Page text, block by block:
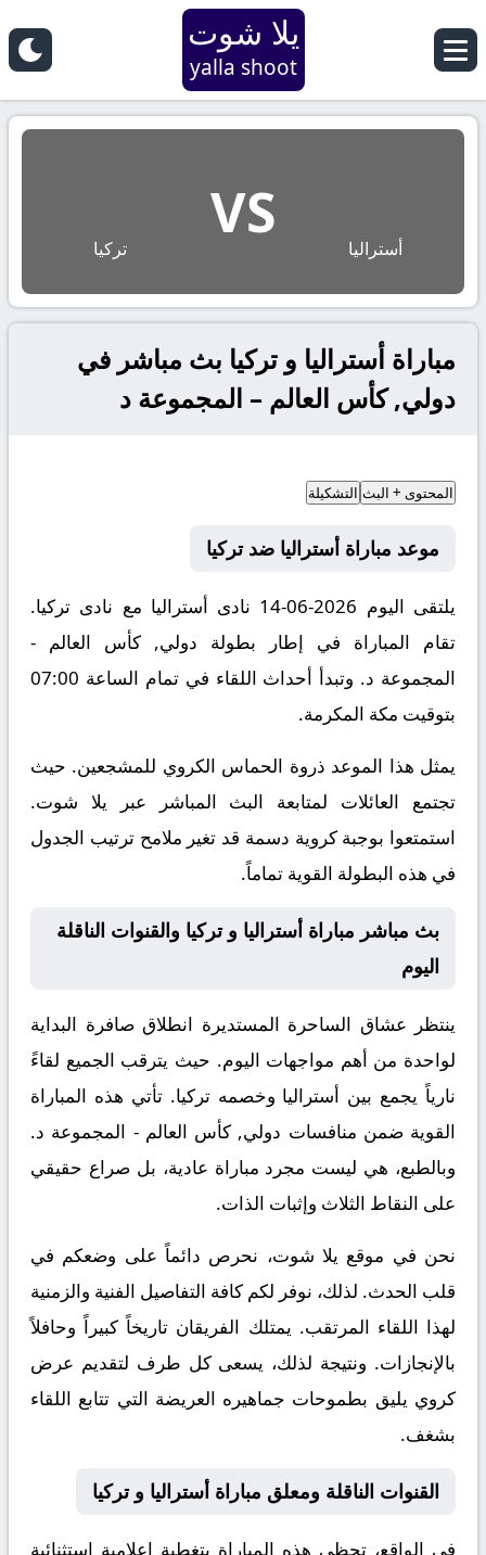
يلا شوت
yalla shoot
أستراليا
VS
تركيا
مباراة أستراليا و تركيا بث مباشر في
دولي, كأس العالم – المجموعة د
المحتوى + البث التشكيلة
موعد مباراة أستراليا ضد تركيا
يلتقى اليوم 2026-06-14 نادى أستراليا مع نادى تركيا.
تقام المباراة في إطار بطولة دولي, كأس العالم -
المجموعة د. وتبدأ أحداث اللقاء في تمام الساعة 07:00
بتوقيت مكة المكرمة.
يمثل هذا الموعد ذروة الحماس الكروي للمشجعين. حيث
تجتمع العائلات لمتابعة البث المباشر عبر يلا شوت.
استمتعوا بوجبة كروية دسمة قد تغير ملامح ترتيب الجدول
في هذه البطولة القوية تماماً.
بث مباشر مباراة أستراليا و تركيا والقنوات الناقلة
اليوم
ينتظر عشاق الساحرة المستديرة انطلاق صافرة البداية
لواحدة من أهم مواجهات اليوم. حيث يترقب الجميع لقاءً
نارياً يجمع بين أستراليا وخصمهتركيا. تأتي هذه المباراة
القوية ضمن منافسات دولي, كأس العالم - المجموعة د.
وبالطبع، هي ليست مجرد مباراة عادية، بل صراع حقيقي
على النقاط الثلاث وإثبات الذات.
نحن في موقع يلا شوت، نحرص دائماً على وضعكم في
قلب الحدث. لذلك، نوفر لكم كافة التفاصيل الفنية والزمنية
لهذا اللقاء المرتقب. يمتلك الفريقان تاريخاً كبيراً وحافلاً
بالإنجازات. ونتيجة لذلك، يسعى كل طرف لتقديم عرض
كروي يليق بطموحات جماهيره العريضة التي تتابع اللقاء
بشغف.
القنوات الناقلة ومعلق مباراة أستراليا و تركيا
في الواقع، تحظى هذه المباراة بتغطية إعلامية استثنائية